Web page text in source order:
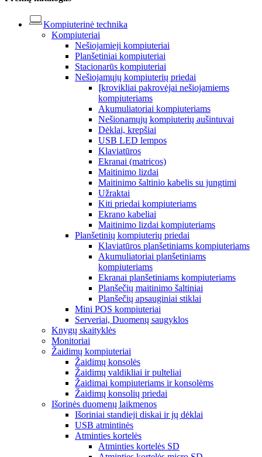
Kompiuterinė technika
Kompiuteriai
Nešiojamieji kompiuteriai
Planšetiniai kompiuteriai
Stacionarūs kompiuteriai
Nešiojamųjų kompiuterių priedai
Įkrovikliai pakrovėjai nešiojamiems
kompiuteriams
Akumuliatoriai kompiuteriams
Nešionamųjų kompiuterių aušintuvai
Dėklai, krepšiai
USB LED lempos
Klaviatūros
Ekranai (matricos)
Maitinimo lizdai
Maitinimo šaltinio kabelis su jungtimi
Užraktai
Kiti priedai kompiuteriams
Ekrano kabeliai
Maitinimo lizdai kompiuteriams
Planšetinių kompiuterių priedai
Klaviatūros planšetiniams kompiuteriams
Akumuliatoriai planšetiniams
kompiuteriams
Ekranai planšetiniams kompiuteriams
Planšečių maitinimo šaltiniai
Planšečių apsauginiai stiklai
Mini POS kompiuteriai
Serveriai, Duomenų saugyklos
Knygų skaityklės
Monitoriai
Žaidimų kompiuteriai
Žaidimų konsolės
Žaidimų valdikliai ir pulteliai
Žaidimai kompiuteriams ir konsolėms
Žaidimų konsolių priedai
Išorinės duomenų laikmenos
Išoriniai standieji diskai ir jų dėklai
USB atmintinės
Atminties kortelės
Atminties kortelės SD